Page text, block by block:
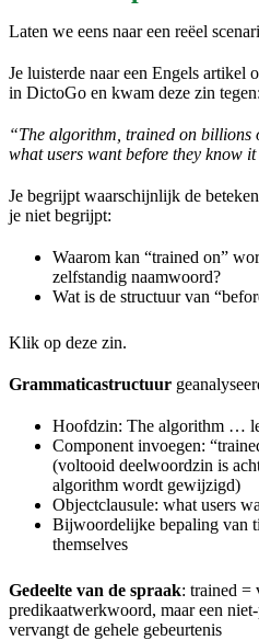
Laten we eens naar een reëel
Je luisterde naar een Engels artikel
in DictoGo en kwam deze zin tegen:
“The algorithm, trained on billions
what users want before they know it
Je begrijpt waarschijnlijk de
je niet begrijpt:
Waarom kan “trained on”
zelfstandig naamwoord?
Wat is de structuur van
Klik op deze zin.
Grammaticastructuur
Hoofdzin: The algorithm …
Component invoegen:
(voltooid deelwoordzin is
algorithm wordt gewijzigd)
Objectclausule: what users
Bijwoordelijke bepaling van
themselves
Gedeelte van de spraak: trained =
predikaatwerkwoord, maar een
vervangt de gehele gebeurtenis